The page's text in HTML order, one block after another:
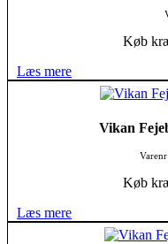
Køb
Læs mere
Vikan
Køb
Læs mere